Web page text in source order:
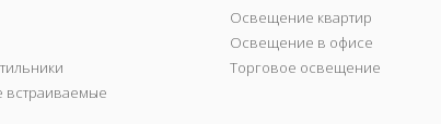
встраиваемые
Освещение квартир
Освещение в офисе
Торговое освещение